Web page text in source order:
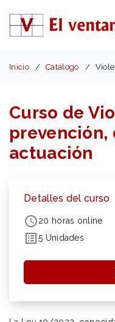
Inicio Catálogo
Curso de
prevención,
actuación
Detalles del curso
20 horas online
5 Unidades